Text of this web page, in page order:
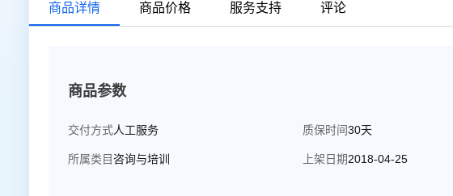
商品详情 商品价格 服务支持 评论
商品参数
交付方式人工服务 质保时间30天
所属类目咨询与培训 上架日期2018-04-25